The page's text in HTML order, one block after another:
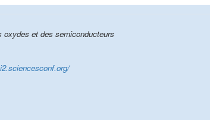
oxydes et des semiconducteurs